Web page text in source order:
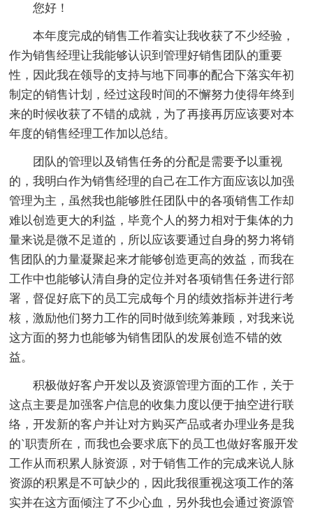
您好！
本年度完成的销售工作着实让我收获了不少经验，
作为销售经理让我能够认识到管理好销售团队的重要
性，因此我在领导的支持与地下同事的配合下落实年初
制定的销售计划，经过这段时间的不懈努力使得年终到
来的时候收获了不错的成就，为了再接再厉应该要对本
年度的销售经理工作加以总结。
团队的管理以及销售任务的分配是需要予以重视
的，我明白作为销售经理的自己在工作方面应该以加强
管理为主，虽然我也能够胜任团队中的各项销售工作却
难以创造更大的利益，毕竟个人的努力相对于集体的力
量来说是微不足道的，所以应该要通过自身的努力将销
售团队的力量凝聚起来才能够创造更高的效益，而我在
工作中也能够认清自身的定位并对各项销售任务进行部
署，督促好底下的员工完成每个月的绩效指标并进行考
核，激励他们努力工作的同时做到统筹兼顾，对我来说
这方面的努力也能够为销售团队的发展创造不错的效
益。
积极做好客户开发以及资源管理方面的工作，关于
这点主要是加强客户信息的收集力度以便于抽空进行联
络，开发新的客户并让对方购买产品或者办理业务是我
的`职责所在，而我也会要求底下的员工也做好客服开发
工作从而积累人脉资源，对于销售工作的完成来说人脉
资源的积累是不可缺少的，因此我很重视这项工作的落
实并在这方面倾注了不少心血，另外我也会通过资源管